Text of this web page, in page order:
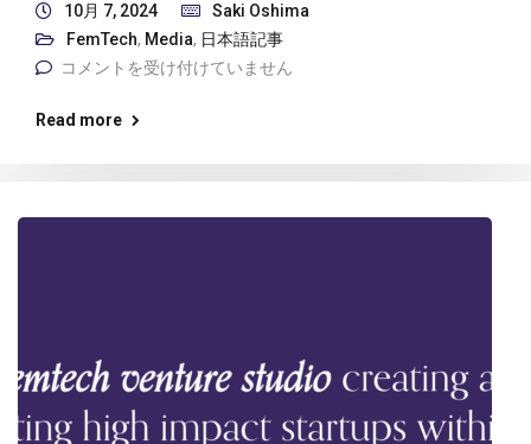
10月 7, 2024
Saki Oshima
FemTech, Media, 日本語記事
コメントを受け付けていません
Read more